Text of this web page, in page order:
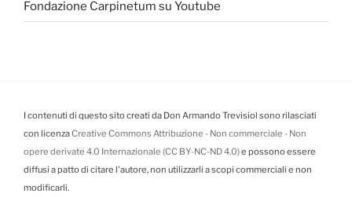
Fondazione Carpinetum su Youtube
I contenuti di questo sito creati da Don Armando Trevisiol sono rilasciati
con licenzaCreative Commons Attribuzione - Non commerciale - Non
opere derivate 4.0 Internazionale (CC BY-NC-ND 4.0)e possono essere
diffusi a patto di citare l'autore, non utilizzarli a scopi commerciali e non
modificarli.